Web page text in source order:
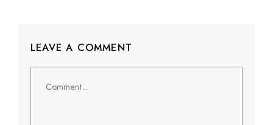
LEAVE A COMMENT